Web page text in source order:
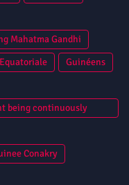
Mahatma Gandhi
Guinéens
being continuously
Conakry